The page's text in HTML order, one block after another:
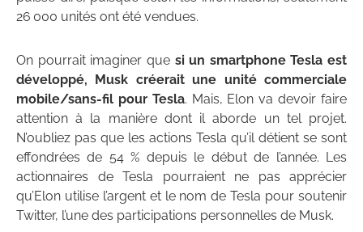
26 000 unités ont été vendues.
On pourrait imaginer que si un smartphone Tesla est
développé, Musk créerait une unité commerciale
mobile/sans-fil pour Tesla. Mais, Elon va devoir faire
attention à la manière dont il aborde un tel projet.
N’oubliez pas que les actions Tesla qu’il détient se sont
effondrées de 54 % depuis le début de l’année. Les
actionnaires de Tesla pourraient ne pas apprécier
qu’Elon utilise l’argent et le nom de Tesla pour soutenir
Twitter, l’une des participations personnelles de Musk.